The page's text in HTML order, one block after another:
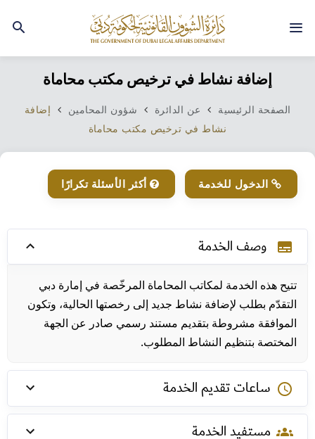
إضافة نشاط في ترخيص مكتب محاماة
الصفحة الرئيسية عن الدائرة شؤون المحامين
إضافة
نشاط في ترخيص مكتب محاماة
الدخول للخدمة أكثر الأسئلة تكرارًا
subtitles وصف الخدمة​
تتيح هذه الخدمة لمكاتب المحاماة المرخّصة في إمارة دبي
التقدّم بطلب لإضافة نشاط جديد إلى رخصتها الحالية، وتكون
الموافقة مشروطة بتقديم مستند رسمي صادر عن الجهة
المختصة بتنظيم النشاط المطلوب.
schedule ساعات تقديم الخدمة
groups مستفيد الخدمة